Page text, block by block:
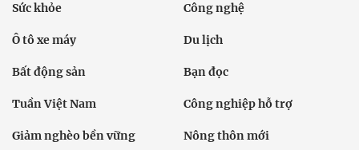
Sức khỏe Công nghệ
Ô tô xe máy Du lịch
Bất động sản Bạn đọc
Tuần Việt Nam Công nghiệp hỗ trợ
Giảm nghèo bền vững Nông thôn mới